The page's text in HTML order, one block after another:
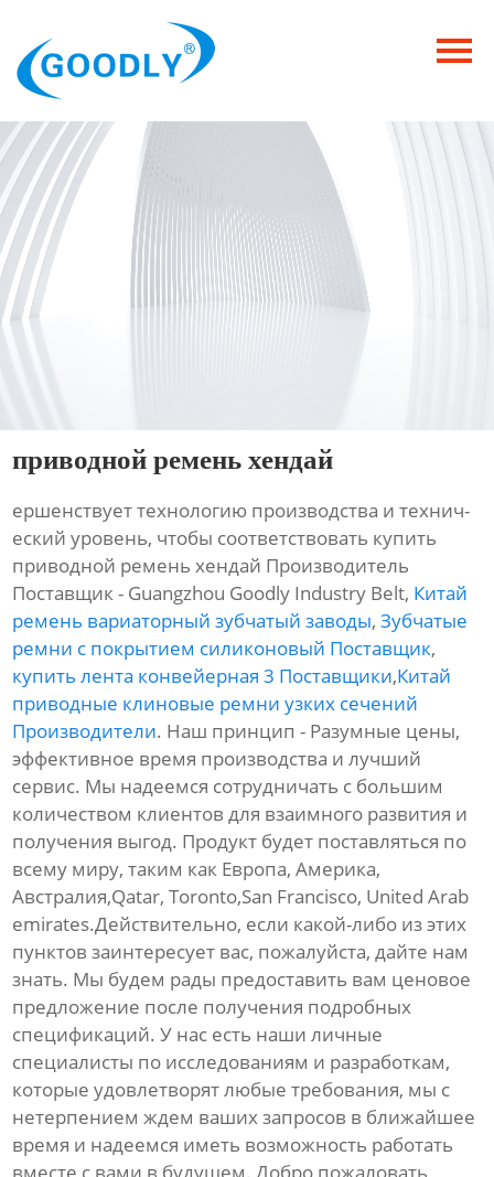
Продукция
ОТРАСЛИ
Категория
Новости
Контакты
приводной ремень хендай
ершенствует технологию производства и технич-
еский уровень, чтобы соответствовать купить
приводной ремень хендай Производитель
Поставщик - Guangzhou Goodly Industry Belt, Китай
ремень вариаторный зубчатый заводы,Зубчатые
ремни с покрытием силиконовый Поставщик,
купить лента конвейерная 3 Поставщики,Китай
приводные клиновые ремни узких сечений
Производители. Наш принцип - Разумные цены,
эффективное время производства и лучший
сервис. Мы надеемся сотрудничать с большим
количеством клиентов для взаимного развития и
получения выгод. Продукт будет поставляться по
всему миру, таким как Европа, Америка,
Австралия,Qatar, Toronto,San Francisco, United Arab
emirates.Действительно, если какой-либо из этих
пунктов заинтересует вас, пожалуйста, дайте нам
знать. Мы будем рады предоставить вам ценовое
предложение после получения подробных
спецификаций. У нас есть наши личные
специалисты по исследованиям и разработкам,
которые удовлетворят любые требования, мы с
нетерпением ждем ваших запросов в ближайшее
время и надеемся иметь возможность работать